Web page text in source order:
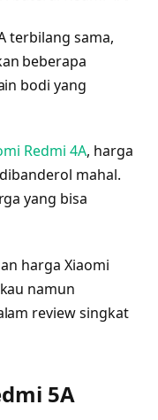
terbilang sama,
beberapa
bodi yang
Redmi 4A, harga
mahal.
yang bisa
harga Xiaomi
namun
review singkat
5A